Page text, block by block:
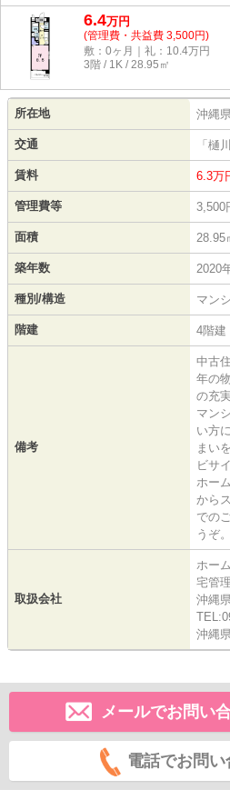
6.4万円
(管理費・共益費 3,500円)
敷：0ヶ月｜礼：10.4万円
3階 / 1K / 28.95㎡
所在地 沖縄
交通 「樋
賃料 6.3万
管理費等 3,500
面積 28.95
築年数 2020
種別/構造 マン
階建 4階建
備考
中古
年の
の充
マン
い方
まい
ビサ
ホー
から
での
うぞ
取扱会社
ホー
宅管
沖縄
沖縄
メールでお問い
電話でお問